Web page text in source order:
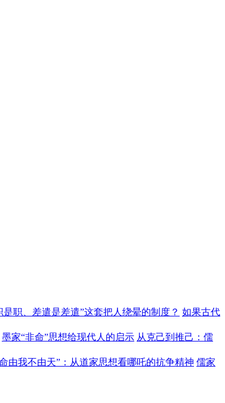
职、差遣是差遣”这套把人绕晕的制度？ 如果古代
墨家“非命”思想给现代人的启示 从克己到推己：儒
由我不由天”：从道家思想看哪吒的抗争精神 儒家